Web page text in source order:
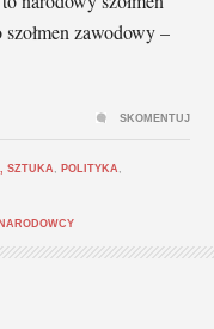
zawodowy –
SZTUKA POLITYKA
SKOMENTUJ